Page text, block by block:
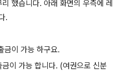
했습니다. 아래 화면의 우측에 레
.
금이 가능 하구요.
이 가능 합니다. (여권으로 신분